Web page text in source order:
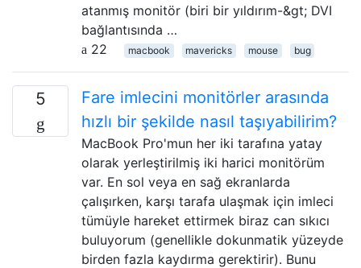
atanmış monitör (biri bir yıldırım-&gt; DVI
bağlantısında …
22
macbook mavericks mouse bug
5
Fare imlecini monitörler arasında
hızlı bir şekilde nasıl taşıyabilirim?
MacBook Pro'mun her iki tarafına yatay
olarak yerleştirilmiş iki harici monitörüm
var. En sol veya en sağ ekranlarda
çalışırken, karşı tarafa ulaşmak için imleci
tümüyle hareket ettirmek biraz can sıkıcı
buluyorum (genellikle dokunmatik yüzeyde
birden fazla kaydırma gerektirir). Bunu